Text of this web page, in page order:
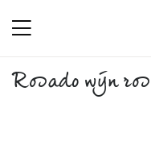
Rosado wijn